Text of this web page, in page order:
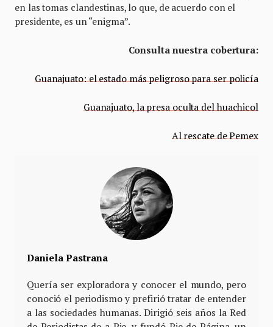
en las tomas clandestinas, lo que, de acuerdo con el
presidente, es un “enigma”.
Consulta nuestra cobertura:
Guanajuato: el estado más peligroso para ser policía
Guanajuato, la presa oculta del huachicol
Al rescate de Pemex
Daniela Pastrana
Quería ser exploradora y conocer el mundo, pero
conoció el periodismo y prefirió tratar de entender
a las sociedades humanas. Dirigió seis años la Red